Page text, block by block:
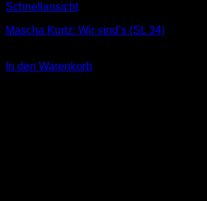
Schnellansicht
Mascha Kurtz: Wir sind’s (SL 34)
In den Warenkorb